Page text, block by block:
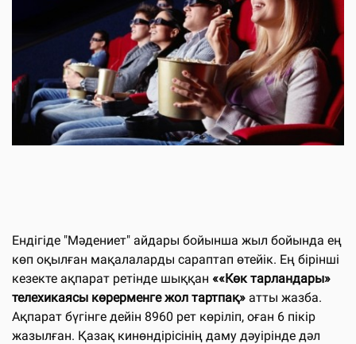
Ендігіде "Мәдениет" айдары бойынша жыл бойында ең
көп оқылған мақалаларды сараптап өтейік. Ең бірінші
кезекте ақпарат ретінде шыққан ««Көк тарландары»
телехикаясы көрерменге жол тартпақ» атты жазба.
Ақпарат бүгінге дейін 8960 рет көріліп, оған 6 пікір
жазылған. Қазақ кинөндірісінің даму дәуірінде дәл